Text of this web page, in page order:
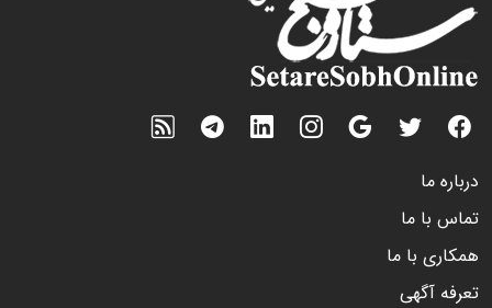
درباره ما
تماس با ما
همکاری با ما
تعرفه آگهی